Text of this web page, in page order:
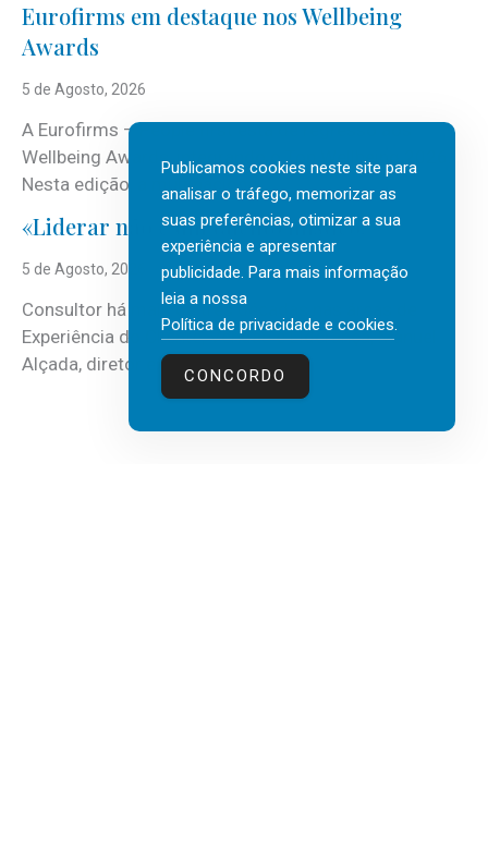
Eurofirms em destaque nos Wellbeing
Awards
5 de Agosto, 2026
A Eurofirms – People first está de regresso aos
Wellbeing Awards, integrando o Top Wellbeing 2026.
Nesta edição, a multinacional...
«Liderar não é um talento místico.»
5 de Agosto, 2026
Consultor há mais de três décadas nas áreas de
Experiência do Cliente, Vendas e Liderança, Manuel
Alçada, diretor executivo da...
Publicamos cookies neste site para
analisar o tráfego, memorizar as
suas preferências, otimizar a sua
experiência e apresentar
publicidade. Para mais informação
leia a nossa
Política de privacidade e cookies.
CONCORDO